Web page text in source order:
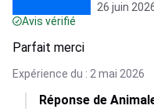
26 juin
Avis vérifié
Parfait merci
Expérience du : 2 mai 2026
Réponse de